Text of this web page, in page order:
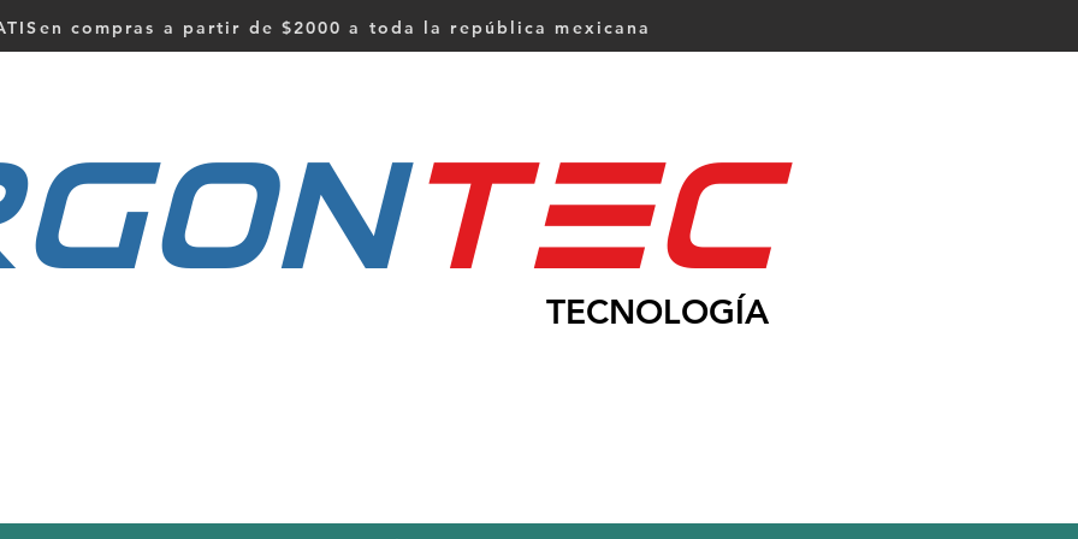
compras a partir de $2000 a toda la república mexicana
tEc
TECNOLOGÍA